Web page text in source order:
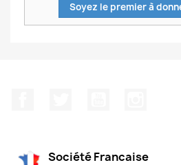
Soyez le premier à
Société Francaise